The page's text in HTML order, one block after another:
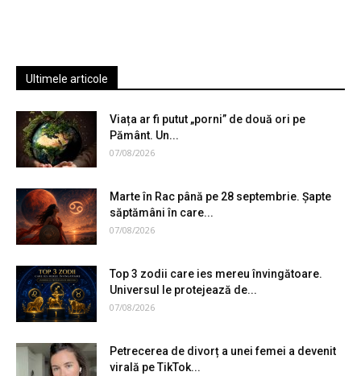
Ultimele articole
Viața ar fi putut „porni” de două ori pe
Pământ. Un...
07/08/2026
Marte în Rac până pe 28 septembrie. Șapte
săptămâni în care...
07/08/2026
Top 3 zodii care ies mereu învingătoare.
Universul le protejează de...
07/08/2026
Petrecerea de divorț a unei femei a devenit
virală pe TikTok...